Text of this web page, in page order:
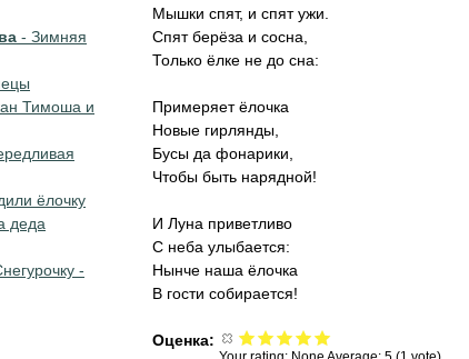
Мышки спят, и спят ужи.
Спят берёза и сосна,
Только ёлке не до сна:
Примеряет ёлочка
Новые гирлянды,
Бусы да фонарики,
Чтобы быть нарядной!
И Луна приветливо
С неба улыбается:
Нынче наша ёлочка
В гости собирается!
Оценка:
- Зимняя
Тимоша и
ёлочку
деда
-